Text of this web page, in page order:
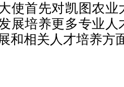
使首先对凯图农
展培养更多专业
和相关人才培养方